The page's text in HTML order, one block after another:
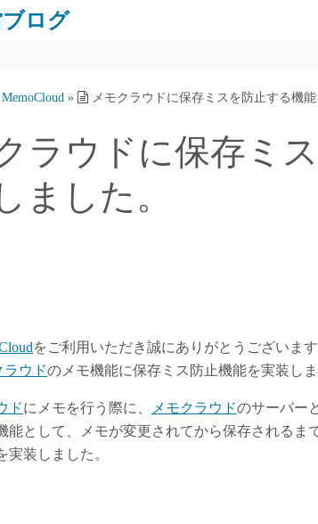
ブログ
MemoCloud » メモクラウドに保存ミスを防止する機能
ラウドに保存ミ
ました。
をご利用いただき誠にありがとうございます
ラウドのメモ機能に保存ミス防止機能を実装し
ドにメモを行う際に、 メモクラウドのサーバー
能として、メモが変更されてから保存される
実装しました。